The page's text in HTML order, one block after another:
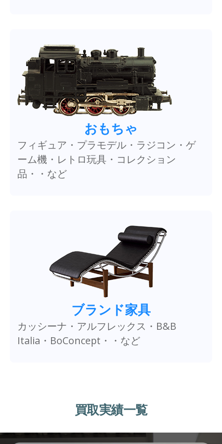
おもちゃ
フィギュア・プラモデル・ラジコン・ゲ
ーム機・レトロ玩具・コレクション
品・・など
ブランド家具
カッシーナ・アルフレックス・B&B
Italia・BoConcept・・など
買取実績一覧